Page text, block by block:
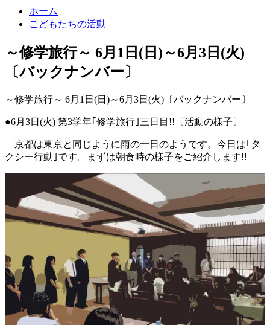
ホーム
こどもたちの活動
～修学旅行～ 6月1日(日)～6月3日(火)
〔バックナンバー〕
～修学旅行～ 6月1日(日)～6月3日(火)〔バックナンバー〕
●6月3日(火) 第3学年｢修学旅行｣三日目!!〔活動の様子〕
京都は東京と同じように雨の一日のようです。今日は｢タ
クシー行動｣です。まずは朝食時の様子をご紹介します!!